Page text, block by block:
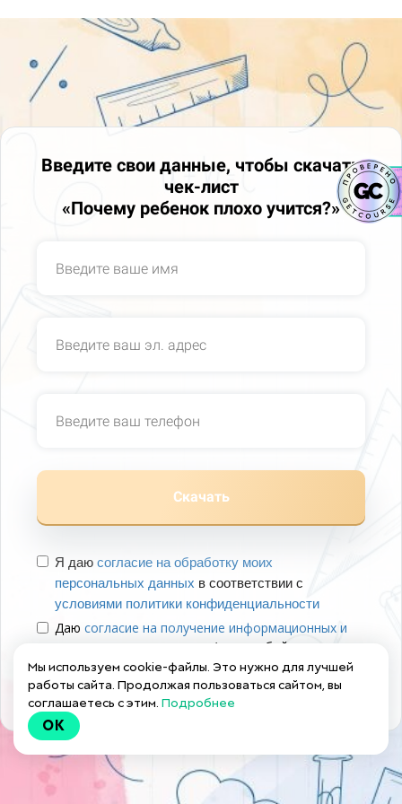
Введите свои данные, чтобы скачать
чек-лист
«Почему ребенок плохо учится?»
Скачать
Я даю согласие на обработку моих
персональных данных в соответствии с
условиями политики конфиденциальности
Даю согласие на получение информационных и
(вы в любой момент
можете отказаться от получения писем в личном
кабинете)
Мы используем cookie-файлы. Это нужно для лучшей
работы сайта. Продолжая пользоваться сайтом, вы
соглашаетесь с этим. Подробнее
OK